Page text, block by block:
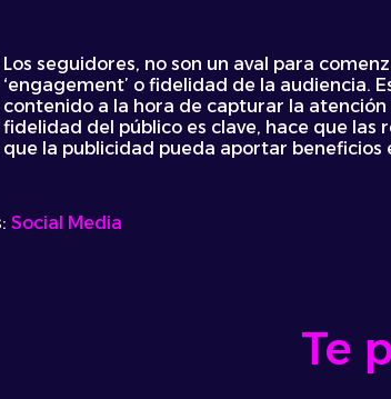
Los seguidores, no son un aval para
‘engagement’ o fidelidad de la
contenido a la hora de capturar la
fidelidad del público es clave, hace que
que la publicidad pueda aportar beneficios
Social Media
Te